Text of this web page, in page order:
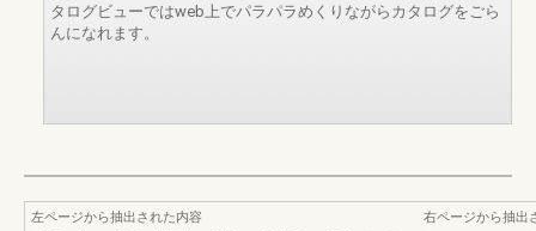
タログビューではweb上でパラパラめくりながらカタログをごら
んになれます。
左ページから抽出された内容
右ページから抽出